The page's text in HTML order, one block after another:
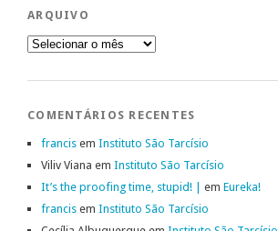
ARQUIVO
Arquivo
COMENTÁRIOS RECENTES
francis em Instituto São Tarcísio
Viliv Viana em Instituto São Tarcísio
It’s the proofing time, stupid! | em Eureka!
francis em Instituto São Tarcísio